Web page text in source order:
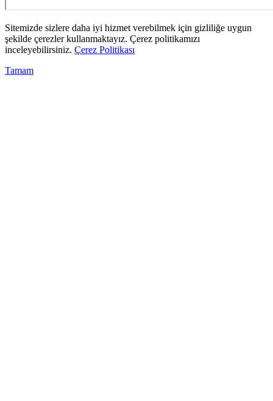
Sitemizde sizlere daha iyi hizmet verebilmek için gizliliğe uygun
şekilde çerezler kullanmaktayız. Çerez politikamızı
inceleyebilirsiniz. Çerez Politikası
Tamam